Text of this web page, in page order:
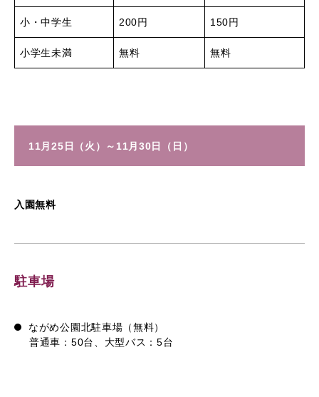
小・中学生 200円 150円
小学生未満 無料 無料
11月25日（火）～11月30日（日）
入園無料
駐車場
ながめ公園北駐車場（無料）
普通車：50台、大型バス：5台